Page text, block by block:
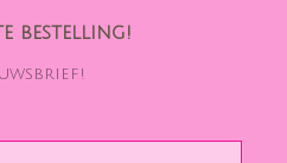
bestelling!